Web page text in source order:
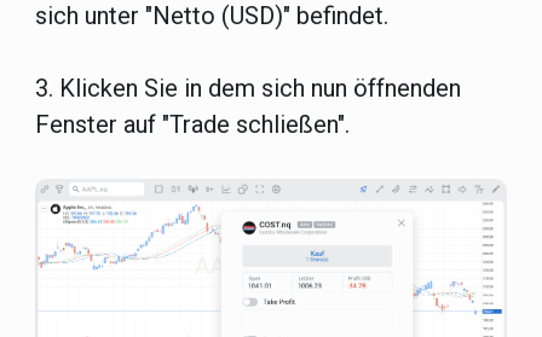
sich unter "Netto (USD)" befindet.
3. Klicken Sie in dem sich nun öffnenden
Fenster auf "Trade schließen".